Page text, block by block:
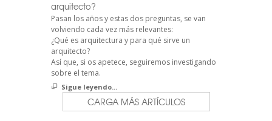
arquitecto?
Pasan los años y estas dos preguntas, se van
volviendo cada vez más relevantes:
¿Qué es arquitectura y para qué sirve un
arquitecto?
Así que, si os apetece, seguiremos investigando
sobre el tema.
Sigue leyendo...
CARGA MÁS ARTÍCULOS